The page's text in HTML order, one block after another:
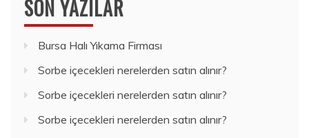
SON YAZILAR
Bursa Halı Yıkama Firması
Sorbe içecekleri nerelerden satın alınır?
Sorbe içecekleri nerelerden satın alınır?
Sorbe içecekleri nerelerden satın alınır?